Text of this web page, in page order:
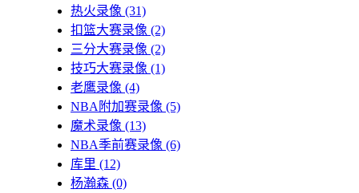
热火录像 (31)
扣篮大赛录像 (2)
三分大赛录像 (2)
技巧大赛录像 (1)
老鹰录像 (4)
NBA附加赛录像 (5)
魔术录像 (13)
NBA季前赛录像 (6)
库里 (12)
杨瀚森 (0)